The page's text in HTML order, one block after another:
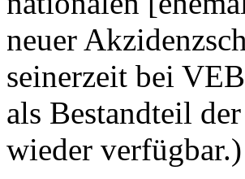
neuer
seinerzeit bei
als Bestandteil
wieder verfügbar.)